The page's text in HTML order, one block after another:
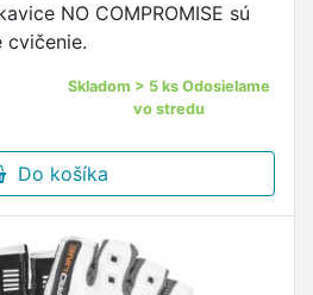
NO COMPROMISE sú
cvičenie.
Skladom > 5 ks Odosielame
vo stredu
Do košíka